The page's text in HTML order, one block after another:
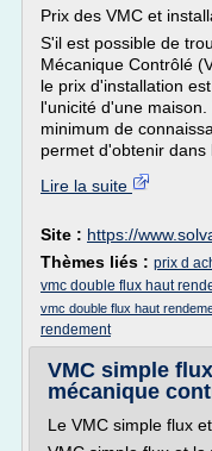
Prix des VMC et
S'il est possible de
Mécanique Contrôlé
le prix d'installation
l'unicité d'une
minimum de
permet d'obtenir dans
Lire la suite
Site : https://
Thèmes liés : prix d
vmc double flux haut
vmc double flux haut
rendement
VMC simple
mécanique
Le VMC simple flux